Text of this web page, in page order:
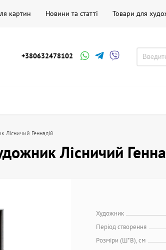
картин Новини та статті Товари для
+380632478102
Лісничий Геннадій
Лісничий
Художник
Період створення
Розміри (Ш*В), см